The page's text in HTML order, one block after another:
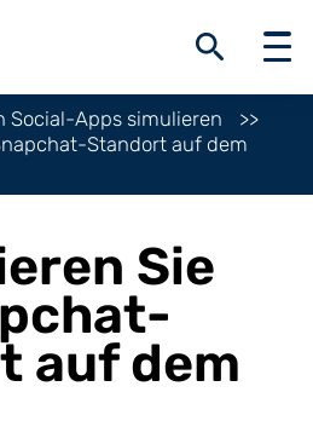
Social-Apps simulieren
Standort auf dem
Sie
auf dem